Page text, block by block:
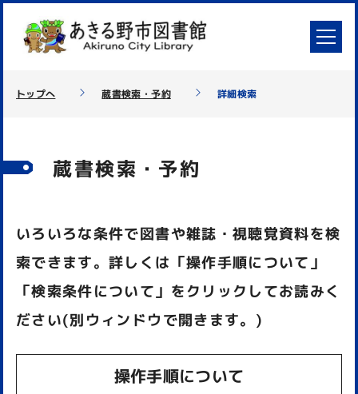
トップへ 蔵書検索・予約 詳細検索
蔵書検索・予約
いろいろな条件で図書や雑誌・視聴覚資料を検
索できます。詳しくは「操作手順について」
「検索条件について」をクリックしてお読みく
ださい(別ウィンドウで開きます。)
操作手順について